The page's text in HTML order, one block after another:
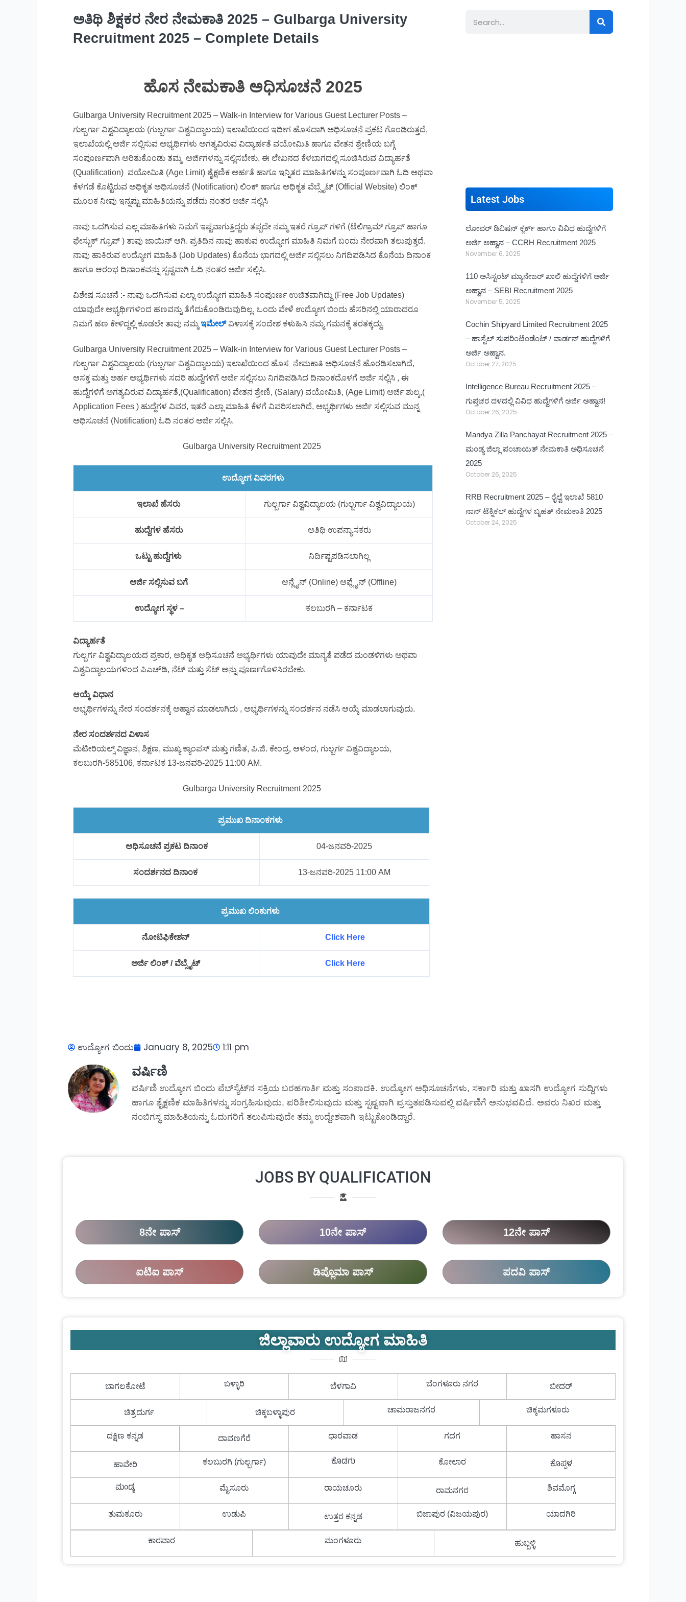
ಅತಿಥಿ ಶಿಕ್ಷಕರ ನೇರ ನೇಮಕಾತಿ 2025 – Gulbarga University
Recruitment 2025 – Complete Details
ಹೊಸ ನೇಮಕಾತಿ ಅಧಿಸೂಚನೆ 2025
Gulbarga University Recruitment 2025 – Walk-in Interview for Various Guest Lecturer Posts –
ಗುಲ್ಬರ್ಗಾ ವಿಶ್ವವಿದ್ಯಾಲಯ (ಗುಲ್ಬರ್ಗಾ ವಿಶ್ವವಿದ್ಯಾಲಯ) ಇಲಾಖೆಯಿಂದ ಇದೀಗ ಹೊಸದಾಗಿ ಅಧಿಸೂಚನೆ ಪ್ರಕಟ ಗೊಂಡಿರುತ್ತದೆ,
ಇಲಾಖೆಯಲ್ಲಿ ಅರ್ಜಿ ಸಲ್ಲಿಸುವ ಅಭ್ಯರ್ಥಿಗಳು ಅಗತ್ಯವಿರುವ ವಿದ್ಯಾರ್ಹತೆ ವಯೋಮಿತಿ ಹಾಗೂ ವೇತನ ಶ್ರೇಣಿಯ ಬಗ್ಗೆ
ಸಂಪೂರ್ಣವಾಗಿ ಅರಿತುಕೊಂಡು ತಮ್ಮ ಅರ್ಜಿಗಳನ್ನು ಸಲ್ಲಿಸಬೇಕು. ಈ ಲೇಖನದ ಕೆಳಬಾಗದಲ್ಲಿ ಸೂಚಿಸಿರುವ ವಿದ್ಯಾರ್ಹತೆ
(Qualification) ವಯೋಮಿತಿ (Age Limit) ಶೈಕ್ಷಣಿಕ ಅರ್ಹತೆ ಹಾಗೂ ಇನ್ನಿತರ ಮಾಹಿತಿಗಳನ್ನು ಸಂಪೂರ್ಣವಾಗಿ ಓದಿ ಅಥವಾ
ಕೆಳಗಡೆ ಕೊಟ್ಟಿರುವ ಅಧಿಕೃತ ಅಧಿಸೂಚನೆ (Notification) ಲಿಂಕ್ ಹಾಗೂ ಅಧಿಕೃತ ವೆಬ್ಸೈಟ್ (Official Website) ಲಿಂಕ್
ಮೂಲಕ ನೀವು ಇನ್ನಷ್ಟು ಮಾಹಿತಿಯನ್ನು ಪಡೆದು ನಂತರ ಅರ್ಜಿ ಸಲ್ಲಿಸಿ
ನಾವು ಒದಗಿಸುವ ಎಲ್ಲ ಮಾಹಿತಿಗಳು ನಿಮಗೆ ಇಷ್ಟವಾಗುತ್ತಿದ್ದರು ತಪ್ಪದೇ ನಮ್ಮ ಇತರೆ ಗ್ರೂಪ್ ಗಳಿಗೆ (ಟೆಲಿಗ್ರಾಮ್ ಗ್ರೂಪ್ ಹಾಗೂ
ಫೇಸ್ಬುಕ್ ಗ್ರೂಪ್ ) ತಾವು ಜಾಯಿನ್ ಆಗಿ. ಪ್ರತಿದಿನ ನಾವು ಹಾಕುವ ಉದ್ಯೋಗ ಮಾಹಿತಿ ನಿಮಗೆ ಬಂದು ನೇರವಾಗಿ ತಲುಪುತ್ತದೆ.
ನಾವು ಹಾಕಿರುವ ಉದ್ಯೋಗ ಮಾಹಿತಿ (Job Updates) ಕೊನೆಯ ಭಾಗದಲ್ಲಿ ಅರ್ಜಿ ಸಲ್ಲಿಸಲು ನಿಗದಿಪಡಿಸಿದ ಕೊನೆಯ ದಿನಾಂಕ
ಹಾಗೂ ಆರಂಭ ದಿನಾಂಕವನ್ನು ಸ್ಪಷ್ಟವಾಗಿ ಓದಿ ನಂತರ ಅರ್ಜಿ ಸಲ್ಲಿಸಿ.
ವಿಶೇಷ ಸೂಚನೆ :- ನಾವು ಒದಗಿಸುವ ಎಲ್ಲಾ ಉದ್ಯೋಗ ಮಾಹಿತಿ ಸಂಪೂರ್ಣ ಉಚಿತವಾಗಿದ್ದು (Free Job Updates)
ಯಾವುದೇ ಅಭ್ಯರ್ಥಿಗಳಿಂದ ಹಣವನ್ನು ತೆಗೆದುಕೊಂಡಿರುವುದಿಲ್ಲ. ಒಂದು ವೇಳೆ ಉದ್ಯೋಗ ಬಿಂದು ಹೆಸರಿನಲ್ಲಿ ಯಾರಾದರೂ
ನಿಮಗೆ ಹಣ ಕೇಳಿದ್ದಲ್ಲಿ ಕೂಡಲೇ ತಾವು ನಮ್ಮಇಮೇಲ್ವಿಳಾಸಕ್ಕೆ ಸಂದೇಶ ಕಳುಹಿಸಿ ನಮ್ಮ ಗಮನಕ್ಕೆ ತರತಕ್ಕದ್ದು.
Gulbarga University Recruitment 2025 – Walk-in Interview for Various Guest Lecturer Posts –
ಗುಲ್ಬರ್ಗಾ ವಿಶ್ವವಿದ್ಯಾಲಯ (ಗುಲ್ಬರ್ಗಾ ವಿಶ್ವವಿದ್ಯಾಲಯ) ಇಲಾಖೆಯಿಂದ ಹೊಸ ನೇಮಕಾತಿ ಅಧಿಸೂಚನೆ ಹೊರಡಿಸಲಾಗಿದೆ,
ಆಸಕ್ತ ಮತ್ತು ಅರ್ಹ ಅಭ್ಯರ್ಥಿಗಳು ಸದರಿ ಹುದ್ದೆಗಳಿಗೆ ಅರ್ಜಿ ಸಲ್ಲಿಸಲು ನಿಗದಿಪಡಿಸಿದ ದಿನಾಂಕದೊಳಗೆ ಅರ್ಜಿ ಸಲ್ಲಿಸಿ , ಈ
ಹುದ್ದೆಗಳಿಗೆ ಅಗತ್ಯವಿರುವ ವಿದ್ಯಾರ್ಹತೆ,(Qualification) ವೇತನ ಶ್ರೇಣಿ, (Salary) ವಯೋಮಿತಿ, (Age Limit) ಅರ್ಜಿ ಶುಲ್ಕ,(
Application Fees ) ಹುದ್ದೆಗಳ ವಿವರ, ಇತರೆ ಎಲ್ಲಾ ಮಾಹಿತಿ ಕೆಳಗೆ ವಿವರಿಸಲಾಗಿದೆ, ಅಭ್ಯರ್ಥಿಗಳು ಅರ್ಜಿ ಸಲ್ಲಿಸುವ ಮುನ್ನ
ಅಧಿಸೂಚನೆ (Notification) ಓದಿ ನಂತರ ಅರ್ಜಿ ಸಲ್ಲಿಸಿ.
Gulbarga University Recruitment 2025
ಉದ್ಯೋಗ ವಿವರಗಳು
ಇಲಾಖೆ ಹೆಸರು ಗುಲ್ಬರ್ಗಾ ವಿಶ್ವವಿದ್ಯಾಲಯ (ಗುಲ್ಬರ್ಗಾ ವಿಶ್ವವಿದ್ಯಾಲಯ)
ಹುದ್ದೆಗಳ ಹೆಸರು ಅತಿಥಿ ಉಪನ್ಯಾಸಕರು
ಒಟ್ಟು ಹುದ್ದೆಗಳು ನಿರ್ದಿಷ್ಟಪಡಿಸಲಾಗಿಲ್ಲ
ಅರ್ಜಿ ಸಲ್ಲಿಸುವ ಬಗೆ ಆನ್ಲೈನ್ (Online) ಆಫ್ಲೈನ್ (Offline)
ಉದ್ಯೋಗ ಸ್ಥಳ – ಕಲಬುರಗಿ – ಕರ್ನಾಟಕ
ವಿದ್ಯಾರ್ಹತೆ
ಗುಲ್ಬರ್ಗ ವಿಶ್ವವಿದ್ಯಾಲಯದ ಪ್ರಕಾರ, ಅಧಿಕೃತ ಅಧಿಸೂಚನೆ ಅಭ್ಯರ್ಥಿಗಳು ಯಾವುದೇ ಮಾನ್ಯತೆ ಪಡೆದ ಮಂಡಳಿಗಳು ಅಥವಾ
ವಿಶ್ವವಿದ್ಯಾಲಯಗಳಿಂದ ಪಿಎಚ್‌ಡಿ, ನೆಟ್ ಮತ್ತು ಸೆಟ್ ಅನ್ನು ಪೂರ್ಣಗೊಳಿಸಿರಬೇಕು.
ಆಯ್ಕೆ ವಿಧಾನ
ಅಭ್ಯರ್ಥಿಗಳನ್ನು ನೇರ ಸಂದರ್ಶನಕ್ಕೆ ಅಹ್ವಾನ ಮಾಡಲಾಗಿದು , ಅಭ್ಯರ್ಥಿಗಳನ್ನು ಸಂದರ್ಶನ ನಡೆಸಿ ಆಯ್ಕೆ ಮಾಡಲಾಗುವುದು.
ನೇರ ಸಂದರ್ಶನದ ವಿಳಾಸ
ಮೆಟೀರಿಯಲ್ಸ್ ವಿಜ್ಞಾನ, ಶಿಕ್ಷಣ, ಮುಖ್ಯ ಕ್ಯಾಂಪಸ್ ಮತ್ತು ಗಣಿತ, ಪಿ.ಜಿ. ಕೇಂದ್ರ, ಆಳಂದ, ಗುಲ್ಬರ್ಗ ವಿಶ್ವವಿದ್ಯಾಲಯ,
ಕಲಬುರಗಿ-585106, ಕರ್ನಾಟಕ 13-ಜನವರಿ-2025 11:00 AM.
Gulbarga University Recruitment 2025
ಪ್ರಮುಖ ದಿನಾಂಕಗಳು
ಅಧಿಸೂಚನೆ ಪ್ರಕಟ ದಿನಾಂಕ 04-ಜನವರಿ-2025
ಸಂದರ್ಶನದ ದಿನಾಂಕ 13-ಜನವರಿ-2025 11:00 AM
ಪ್ರಮುಖ ಲಿಂಕುಗಳು
ನೋಟಿಫಿಕೇಶನ್ Click Here
ಅರ್ಜಿ ಲಿಂಕ್ / ವೆಬ್ಸೈಟ್ Click Here
Search
Latest Jobs
ಲೋವರ್ ಡಿವಿಷನ್ ಕ್ಲರ್ಕ್ ಹಾಗೂ ವಿವಿಧ ಹುದ್ದೆಗಳಿಗೆ
ಅರ್ಜಿ ಅಹ್ವಾನ – CCRH Recruitment 2025
November 6, 2025
110 ಅಸಿಸ್ಟಂಟ್ ಮ್ಯಾನೇಜರ್ ಖಾಲಿ ಹುದ್ದೆಗಳಿಗೆ ಅರ್ಜಿ
ಅಹ್ವಾನ – SEBI Recruitment 2025
November 5, 2025
Cochin Shipyard Limited Recruitment 2025
– ಹಾಸ್ಟೆಲ್ ಸುಪರಿಂಟೆಂಡೆಂಟ್ / ವಾರ್ಡನ್ ಹುದ್ದೆಗಳಿಗೆ
ಅರ್ಜಿ ಅಹ್ವಾನ.
October 27, 2025
Intelligence Bureau Recruitment 2025 –
ಗುಪ್ತಚರ ದಳದಲ್ಲಿ ವಿವಿಧ ಹುದ್ದೆಗಳಿಗೆ ಅರ್ಜಿ ಅಹ್ವಾನ!
October 26, 2025
Mandya Zilla Panchayat Recruitment 2025 –
ಮಂಡ್ಯ ಜಿಲ್ಲಾ ಪಂಚಾಯತ್ ನೇಮಕಾತಿ ಅಧಿಸೂಚನೆ
2025
October 26, 2025
RRB Recruitment 2025 – ರೈಲ್ವೆ ಇಲಾಖೆ 5810
ನಾನ್ ಟೆಕ್ನಿಕಲ್ ಹುದ್ದೆಗಳ ಬೃಹತ್ ನೇಮಕಾತಿ 2025
October 24, 2025
ಉದ್ಯೋಗ ಬಿಂದು January 8, 2025 1:11 pm
ವರ್ಷಿಣಿ
ವರ್ಷಿಣಿ ಉದ್ಯೋಗ ಬಿಂದು ವೆಬ್‌ಸೈಟ್‌ನ ಸಕ್ರಿಯ ಬರಹಗಾರ್ತಿ ಮತ್ತು ಸಂಪಾದಕಿ. ಉದ್ಯೋಗ ಅಧಿಸೂಚನೆಗಳು, ಸರ್ಕಾರಿ ಮತ್ತು ಖಾಸಗಿ ಉದ್ಯೋಗ ಸುದ್ದಿಗಳು
ಹಾಗೂ ಶೈಕ್ಷಣಿಕ ಮಾಹಿತಿಗಳನ್ನು ಸಂಗ್ರಹಿಸುವುದು, ಪರಿಶೀಲಿಸುವುದು ಮತ್ತು ಸ್ಪಷ್ಟವಾಗಿ ಪ್ರಸ್ತುತಪಡಿಸುವಲ್ಲಿ ವರ್ಷಿಣಿಗೆ ಅನುಭವವಿದೆ. ಅವರು ನಿಖರ ಮತ್ತು
ನಂಬಿಗಸ್ಥ ಮಾಹಿತಿಯನ್ನು ಓದುಗರಿಗೆ ತಲುಪಿಸುವುದೇ ತಮ್ಮ ಉದ್ದೇಶವಾಗಿ ಇಟ್ಟುಕೊಂಡಿದ್ದಾರೆ.
JOBS BY QUALIFICATION
8ನೇ ಪಾಸ್ 10ನೇ ಪಾಸ್ 12ನೇ ಪಾಸ್
ಐಟಿಐ ಪಾಸ್ ಡಿಪ್ಲೊಮಾ ಪಾಸ್ ಪದವಿ ಪಾಸ್
ಜಿಲ್ಲಾವಾರು ಉದ್ಯೋಗ ಮಾಹಿತಿ
ಬಾಗಲಕೋಟೆ ಬಳ್ಳಾರಿ ಬೆಳಗಾವಿ ಬೆಂಗಳೂರು ನಗರ ಬೀದರ್
ಚಿತ್ರದುರ್ಗ ಚಿಕ್ಕಬಳ್ಳಾಪುರ ಚಾಮರಾಜನಗರ ಚಿಕ್ಕಮಗಳೂರು
ದಕ್ಷಿಣ ಕನ್ನಡ ದಾವಣಗೆರೆ ಧಾರವಾಡ ಗದಗ ಹಾಸನ
ಹಾವೇರಿ ಕಲಬುರಗಿ (ಗುಲ್ಬರ್ಗಾ) ಕೊಡಗು ಕೋಲಾರ
ಕೊಪ್ಪಳ
ಮಂಡ್ಯ
ಮೈಸೂರು ರಾಯಚೂರು ರಾಮನಗರ ಶಿವಮೊಗ್ಗ
ತುಮಕೂರು ಉಡುಪಿ ಉತ್ತರ ಕನ್ನಡ ಬಿಜಾಪುರ (ವಿಜಯಪುರ) ಯಾದಗಿರಿ
ಕಾರವಾರ ಮಂಗಳೂರು ಹುಬ್ಬಳ್ಳಿ